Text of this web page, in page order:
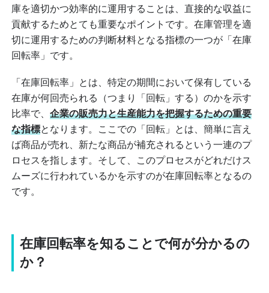
庫を適切かつ効率的に運用することは、直接的な収益に
貢献するためとても重要なポイントです。在庫管理を適
切に運用するための判断材料となる指標の一つが「在庫
回転率」です。
「在庫回転率」とは、特定の期間において保有している
在庫が何回売られる（つまり「回転」する）のかを示す
比率で、企業の販売力と生産能力を把握するための重要
な指標となります。ここでの「回転」とは、簡単に言え
ば商品が売れ、新たな商品が補充されるという一連のプ
ロセスを指します。そして、このプロセスがどれだけス
ムーズに行われているかを示すのが在庫回転率となるの
です。
在庫回転率を知ることで何が分かるの
か？